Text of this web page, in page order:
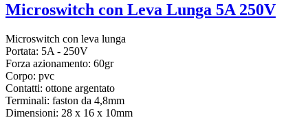
Microswitch con Leva Lunga 5A 250V
Microswitch con leva lunga
Portata: 5A - 250V
Forza azionamento: 60gr
Corpo: pvc
Contatti: ottone argentato
Terminali: faston da 4,8mm
Dimensioni: 28 x 16 x 10mm